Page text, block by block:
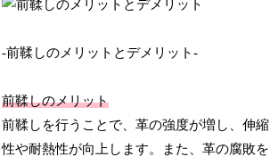
-前鞣しのメリットとデメリット-
前鞣しのメリット
前鞣しを行うことで、革の強度が増し、伸縮
性や耐熱性が向上します。また、革の腐敗を